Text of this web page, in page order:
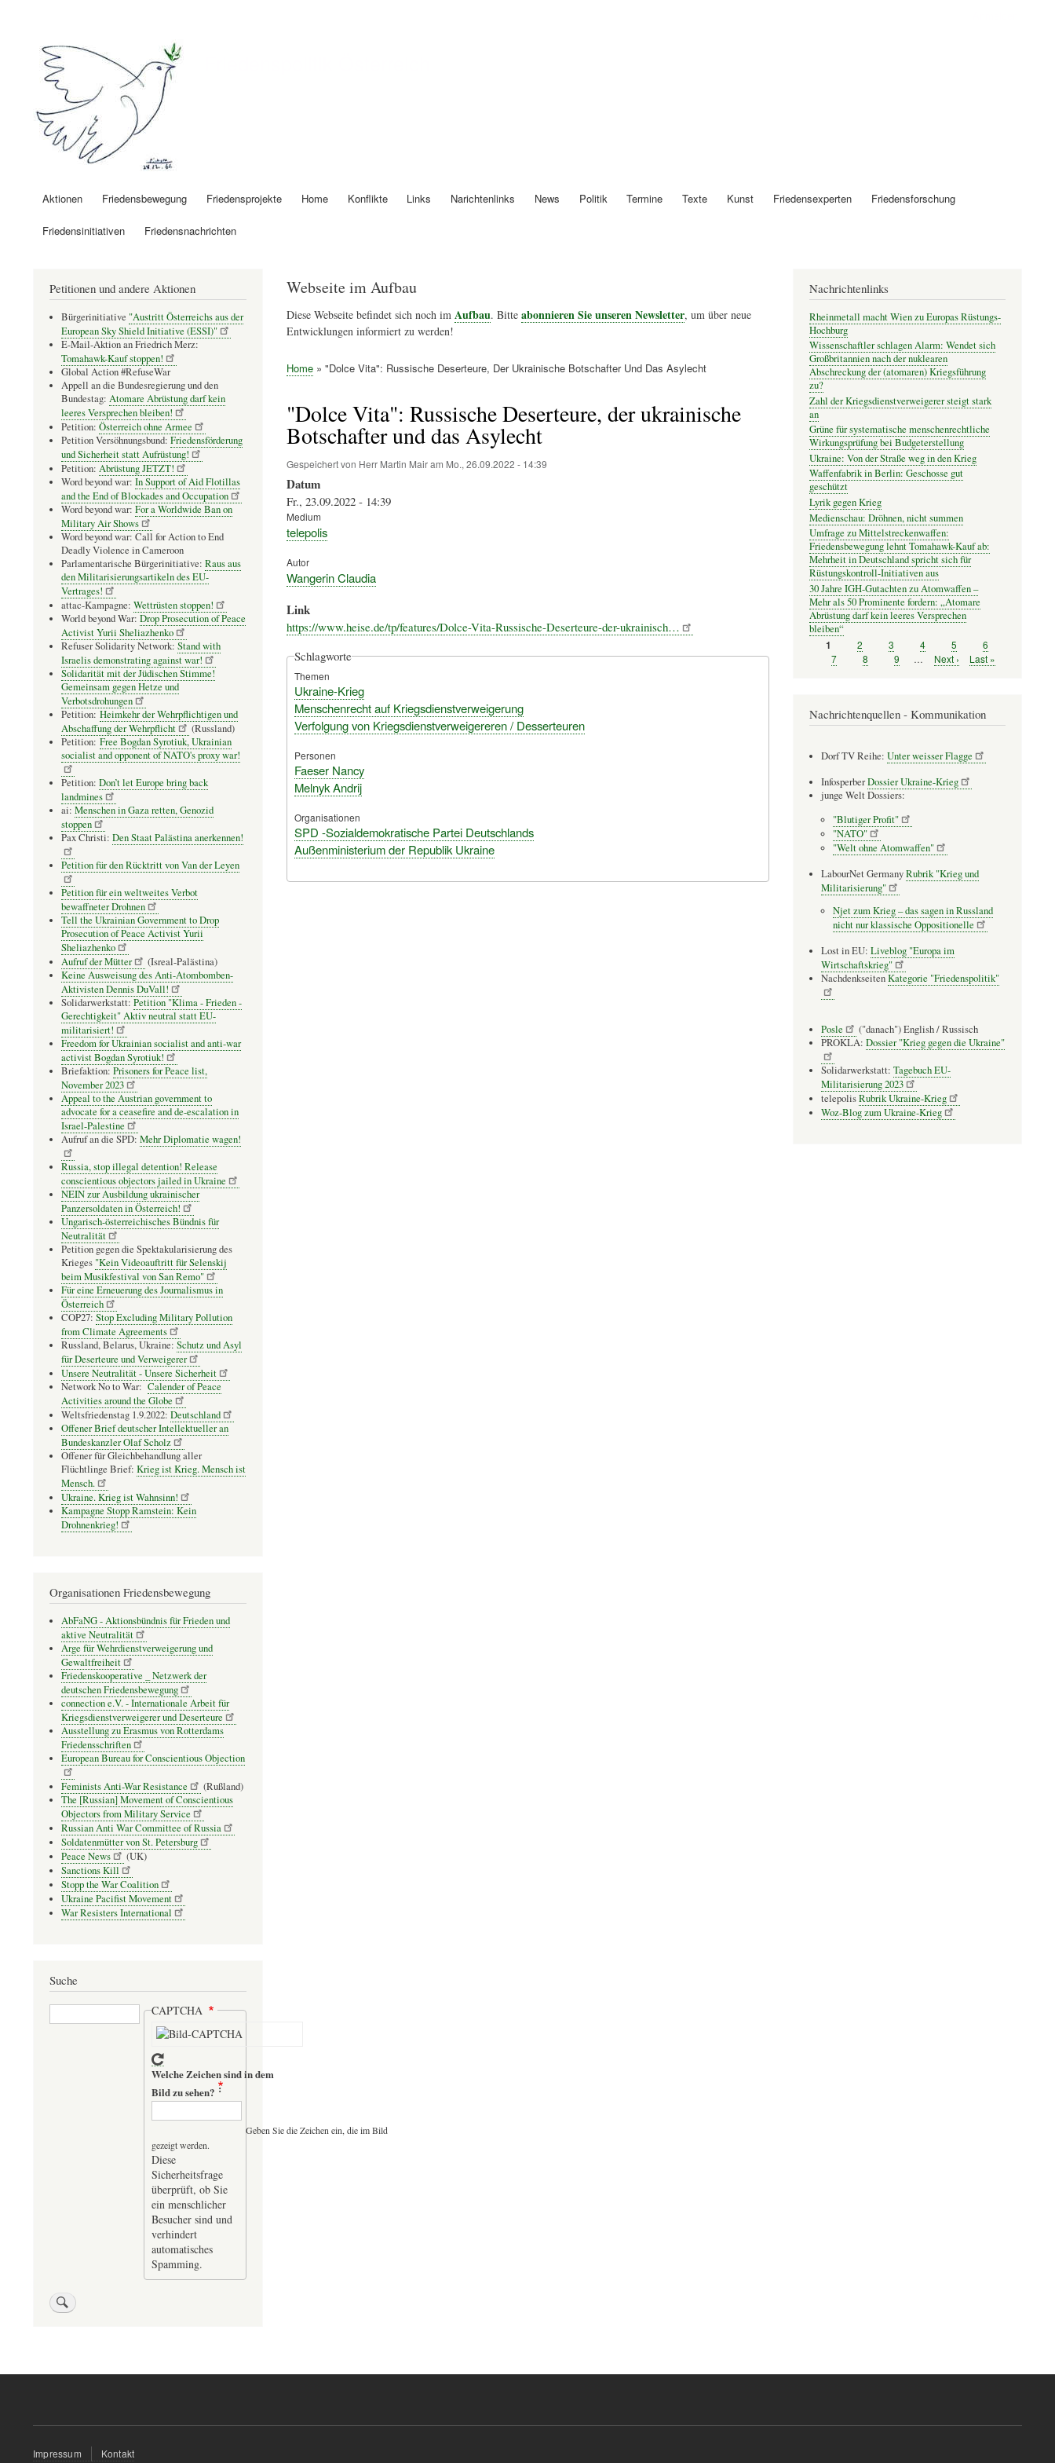
Hauptnavigation
Aktionen Friedensbewegung Friedensprojekte Home Konflikte Links Narichtenlinks News Politik Termine Texte Kunst Friedensexperten Friedensforschung
Friedensinitiativen Friedensnachrichten
Webseite im Aufbau
Diese Webseite befindet sich noch im Aufbau. Bitte abonnieren Sie unseren Newsletter, um über neue
Entwicklungen informiert zu werden!
Home "Dolce Vita": Russische Deserteure, Der Ukrainische Botschafter Und Das Asylecht
"Dolce Vita": Russische Deserteure, der ukrainische
Botschafter und das Asylecht
Gespeichert von Herr Martin Mairam Mo., 26.09.2022 - 14:39
Datum
Fr., 23.09.2022 - 14:39
Medium
telepolis
Autor
Wangerin Claudia
Link
https://www.heise.de/tp/features/Dolce-Vita-Russische-Deserteure-der-ukrainisch…
Schlagworte
Themen
Ukraine-Krieg
Menschenrecht auf Kriegsdienstverweigerung
Verfolgung von Kriegsdienstverweigereren / Desserteuren
Personen
Faeser Nancy
Melnyk Andrij
Organisationen
SPD -Sozialdemokratische Partei Deutschlands
Außenministerium der Republik Ukraine
Petitionen und andere Aktionen
Bürgerinitiative "Austritt Österreichs aus der
European Sky Shield Initiative (ESSI)"
E-Mail-Aktion an Friedrich Merz:
Tomahawk-Kauf stoppen!
Global Action #RefuseWar
Appell an die Bundesregierung und den
Bundestag: Atomare Abrüstung darf kein
leeres Versprechen bleiben!
Petition: Österreich ohne Armee
Petition Versöhnungsbund: Friedensförderung
und Sicherheit statt Aufrüstung!
Petition: Abrüstung JETZT!
Word beyond war: In Support of Aid Flotillas
and the End of Blockades and Occupation
Word beyond war: For a Worldwide Ban on
Military Air Shows
Word beyond war: Call for Action to End
Deadly Violence in Cameroon
Parlamentarische Bürgerinitiative: Raus aus
den Militarisierungsartikeln des EU-
Vertrages!
attac-Kampagne: Wettrüsten stoppen!
World beyond War: Drop Prosecution of Peace
Activist Yurii Sheliazhenko
Refuser Solidarity Network: Stand with
Israelis demonstrating against war!
Solidarität mit der Jüdischen Stimme!
Gemeinsam gegen Hetze und
Verbotsdrohungen
Petition: Heimkehr der Wehrpflichtigen und
Abschaffung der Wehrpflicht
(Russland)
Petition: Free Bogdan Syrotiuk, Ukrainian
socialist and opponent of NATO's proxy war!
Petition: Don’t let Europe bring back
landmines
ai: Menschen in Gaza retten, Genozid
stoppen
Pax Christi: Den Staat Palästina anerkennen!
Petition für den Rücktritt von Van der Leyen
Petition für ein weltweites Verbot
bewaffneter Drohnen
Tell the Ukrainian Government to Drop
Prosecution of Peace Activist Yurii
Sheliazhenko
Aufruf der Mütter
(Isreal-Palästina)
Keine Ausweisung des Anti-Atombomben-
Aktivisten Dennis DuVall!
Solidarwerkstatt: Petition "Klima - Frieden -
Gerechtigkeit" Aktiv neutral statt EU-
militarisiert!
Freedom for Ukrainian socialist and anti-war
activist Bogdan Syrotiuk!
Briefaktion: Prisoners for Peace list,
November 2023
Appeal to the Austrian government to
advocate for a ceasefire and de-escalation in
Israel-Palestine
Aufruf an die SPD: Mehr Diplomatie wagen!
Russia, stop illegal detention! Release
conscientious objectors jailed in Ukraine
NEIN zur Ausbildung ukrainischer
Panzersoldaten in Österreich!
Ungarisch-österreichisches Bündnis für
Neutralität
Petition gegen die Spektakularisierung des
Krieges "Kein Videoauftritt für Selenskij
beim Musikfestival von San Remo"
Für eine Erneuerung des Journalismus in
Österreich
COP27: Stop Excluding Military Pollution
from Climate Agreements
Russland, Belarus, Ukraine: Schutz und Asyl
für Deserteure und Verweigerer
Unsere Neutralität - Unsere Sicherheit
Network No to War: Calender of Peace
Activities around the Globe
Weltsfriedenstag 1.9.2022: Deutschland
Offener Brief deutscher Intellektueller an
Bundeskanzler Olaf Scholz
Offener für Gleichbehandlung aller
Flüchtlinge Brief: Krieg ist Krieg. Mensch ist
Mensch.
Ukraine. Krieg ist Wahnsinn!
Kampagne Stopp Ramstein: Kein
Drohnenkrieg!
Organisationen Friedensbewegung
AbFaNG - Aktionsbündnis für Frieden und
aktive Neutralität
Arge für Wehrdienstverweigerung und
Gewaltfreiheit
Friedenskooperative _ Netzwerk der
deutschen Friedensbewegung
connection e.V. - Inter­na­tio­nale Arbeit für
Kriegs­dienst­ver­wei­gerer und Deser­teure
Ausstellung zu Erasmus von Rotterdams
Friedensschriften
European Bureau for Conscientious Objection
Feminists Anti-War Resistance
(Rußland)
The [Russian] Movement of Conscientious
Objectors from Military Service
Russian Anti War Committee of Russia
Soldatenmütter von St. Petersburg
Peace News
(UK)
Sanctions Kill
Stopp the War Coalition
Ukraine Pacifist Movement
War Resisters International
Suche
Suche CAPTCHA
Welche Zeichen sind in dem
Bild zu sehen?
Geben Sie die Zeichen ein, die im Bild
gezeigt werden.
Diese
Sicherheitsfrage
überprüft, ob Sie
ein menschlicher
Besucher sind und
verhindert
automatisches
Spamming.
Nachrichtenlinks
Rheinmetall macht Wien zu Europas Rüstungs-
Hochburg
Wissenschaftler schlagen Alarm: Wendet sich
Großbritannien nach der nuklearen
Abschreckung der (atomaren) Kriegsführung
zu?
Zahl der Kriegsdienstverweigerer steigt stark
an
Grüne für systematische menschenrechtliche
Wirkungsprüfung bei Budgeterstellung
Ukraine: Von der Straße weg in den Krieg
Waffenfabrik in Berlin: Geschosse gut
geschützt
Lyrik gegen Krieg
Medienschau: Dröhnen, nicht summen
Umfrage zu Mittelstreckenwaffen:
Friedensbewegung lehnt Tomahawk-Kauf ab:
Mehrheit in Deutschland spricht sich für
Rüstungskontroll-Initiativen aus
30 Jahre IGH-Gutachten zu Atomwaffen –
Mehr als 50 Prominente fordern: „Atomare
Abrüstung darf kein leeres Versprechen
bleiben“
Seitennummerierung
Seite
1 Seite
2 Seite
3 Seite
4 Seite
5 Seite
6
Seite
7 Seite
8 Seite
9 …
Nächste
Next ›
Letzte
Last »
Nachrichtenquellen - Kommunikation
Dorf TV Reihe: Unter weisser Flagge
InfosperberDossier Ukraine-Krieg
junge Welt Dossiers:
"Blutiger Profit"
"NATO"
"Welt ohne Atomwaffen"
LabourNet GermanyRubrik "Krieg und
Militarisierung"
Njet zum Krieg – das sagen in Russland
nicht nur klassische Oppositionelle
Lost in EU: Liveblog "Europa im
Wirtschaftskrieg"
NachdenkseitenKategorie "Friedenspolitik"
Posle
("danach") English / Russisch
PROKLA: Dossier "Krieg gegen die Ukraine"
Solidarwerkstatt: Tagebuch EU-
Militarisierung 2023
telepolisRubrik Ukraine-Krieg
Woz-Blog zum Ukraine-Krieg
Fußzeilenmenü
Impressum Kontakt